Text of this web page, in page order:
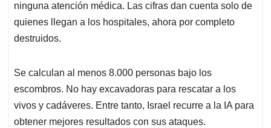
ninguna atención médica. Las cifras dan cuenta solo de
quienes llegan a los hospitales, ahora por completo
destruidos.
Se calculan al menos 8.000 personas bajo los
escombros. No hay excavadoras para rescatar a los
vivos y cadáveres. Entre tanto, Israel recurre a la IA para
obtener mejores resultados con sus ataques.